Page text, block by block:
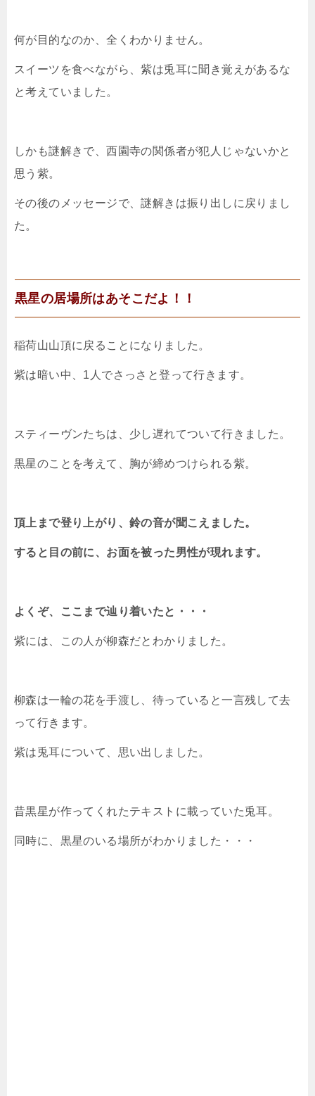
何が目的なのか、全くわかりません。
スイーツを食べながら、紫は兎耳に聞き覚えがあるな
と考えていました。
しかも謎解きで、西園寺の関係者が犯人じゃないかと
思う紫。
その後のメッセージで、謎解きは振り出しに戻りまし
た。
黒星の居場所はあそこだよ！！
稲荷山山頂に戻ることになりました。
紫は暗い中、1人でさっさと登って行きます。
スティーヴンたちは、少し遅れてついて行きました。
黒星のことを考えて、胸が締めつけられる紫。
頂上まで登り上がり、鈴の音が聞こえました。
すると目の前に、お面を被った男性が現れます。
よくぞ、ここまで辿り着いたと・・・
紫には、この人が柳森だとわかりました。
柳森は一輪の花を手渡し、待っていると一言残して去
って行きます。
紫は兎耳について、思い出しました。
昔黒星が作ってくれたテキストに載っていた兎耳。
同時に、黒星のいる場所がわかりました・・・